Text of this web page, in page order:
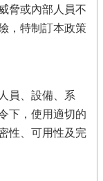
脅或內部人員不
，特制訂本政策
員、設備、系
下，使用適切的
性、可用性及完